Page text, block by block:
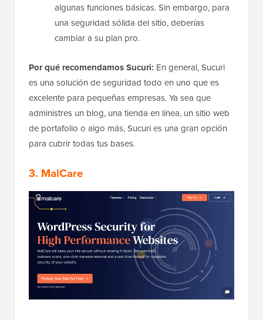
algunas funciones básicas. Sin embargo, para
una seguridad sólida del sitio, deberías
cambiar a su plan pro.
Por qué recomendamos Sucuri: En general, Sucuri
es una solución de seguridad todo en uno que es
excelente para pequeñas empresas. Ya sea que
administres un blog, una tienda en línea, un sitio web
de portafolio o algo más, Sucuri es una gran opción
para cubrir todas tus bases.
3. MalCare